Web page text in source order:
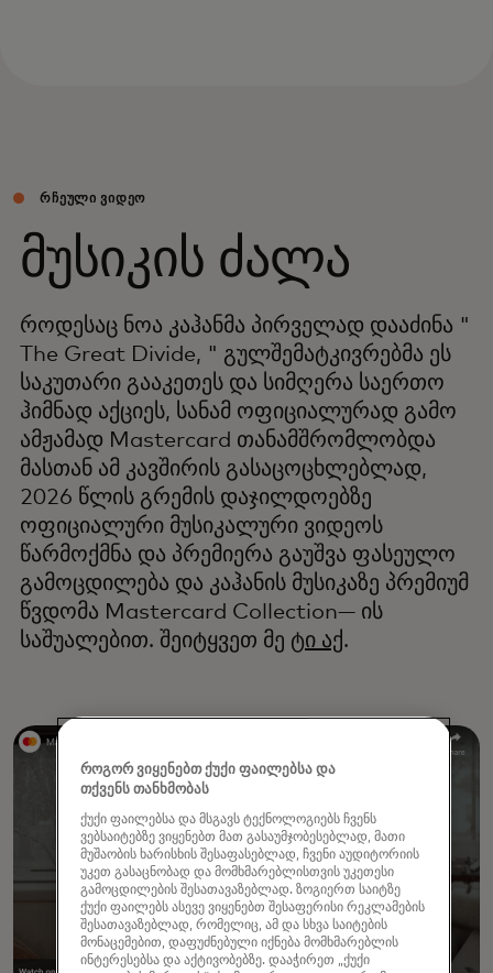
ᲠᲩᲔᲣᲚᲘ ᲕᲘᲓᲔᲝ
მუსიკის ძალა
როდესაც ნოა კაჰანმა პირველად დააძინა "
The Great Divide, " გულშემატკივრებმა ეს
საკუთარი გააკეთეს და სიმღერა საერთო
ჰიმნად აქციეს, სანამ ოფიციალურად გამო
ამჟამად Mastercard თანამშრომლობდა
მასთან ამ კავშირის გასაცოცხლებლად,
2026 წლის გრემის დაჯილდოებზე
ოფიციალური მუსიკალური ვიდეოს
წარმოქმნა და პრემიერა გაუშვა ფასეულო
გამოცდილება და კაჰანის მუსიკაზე პრემიუმ
წვდომა Mastercard Collection— ის
საშუალებით. შეიტყვეთ მე ტი აქ.
როგორ ვიყენებთ ქუქი ფაილებსა და
თქვენს თანხმობას
ქუქი ფაილებსა და მსგავს ტექნოლოგიებს ჩვენს
ვებსაიტებზე ვიყენებთ მათ გასაუმჯობესებლად, მათი
მუშაობის ხარისხის შესაფასებლად, ჩვენი აუდიტორიის
უკეთ გასაცნობად და მომხმარებლისთვის უკეთესი
გამოცდილების შესათავაზებლად. ზოგიერთ საიტზე
ქუქი ფაილებს ასევე ვიყენებთ შესაფერისი რეკლამების
შესათავაზებლად, რომელიც, ამ და სხვა საიტების
მონაცემებით, დაფუძნებული იქნება მომხმარებლის
ინტერესებსა და აქტივობებზე. დააჭირეთ „ქუქი